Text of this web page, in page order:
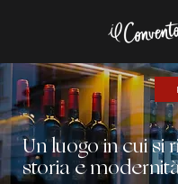
Un luogo in cui si
storia e